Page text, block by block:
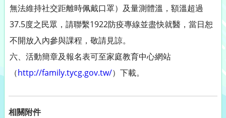
無法維持社交距離時佩戴口罩）及量測體溫，額溫超過
37.5度之民眾，請聯繫1922防疫專線並盡快就醫，當日恕
不開放入內參與課程，敬請見諒。
六、活動簡章及報名表可至家庭教育中心網站
（http://family.tycg.gov.tw/）下載。
相關附件